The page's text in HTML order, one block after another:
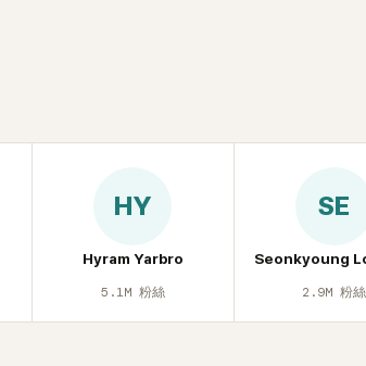
HY
Hyram Yarbro
5.1M 粉絲
SE
Seonkyoung
2.9M 粉絲